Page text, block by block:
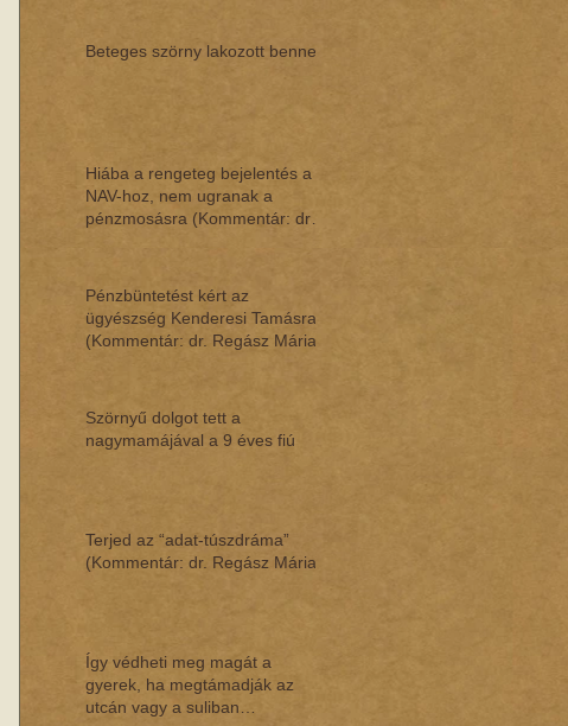
Beteges szörny lakozott benne
Hiába a rengeteg bejelentés a
NAV-hoz, nem ugranak a
pénzmosásra (Kommentár: dr.
Pénzbüntetést kért az
ügyészség Kenderesi Tamásra
(Kommentár: dr. Regász Mária)
Szörnyű dolgot tett a
nagymamájával a 9 éves fiú
Terjed az “adat-túszdráma”
(Kommentár: dr. Regász Mária)
Így védheti meg magát a
gyerek, ha megtámadják az
utcán vagy a suliban